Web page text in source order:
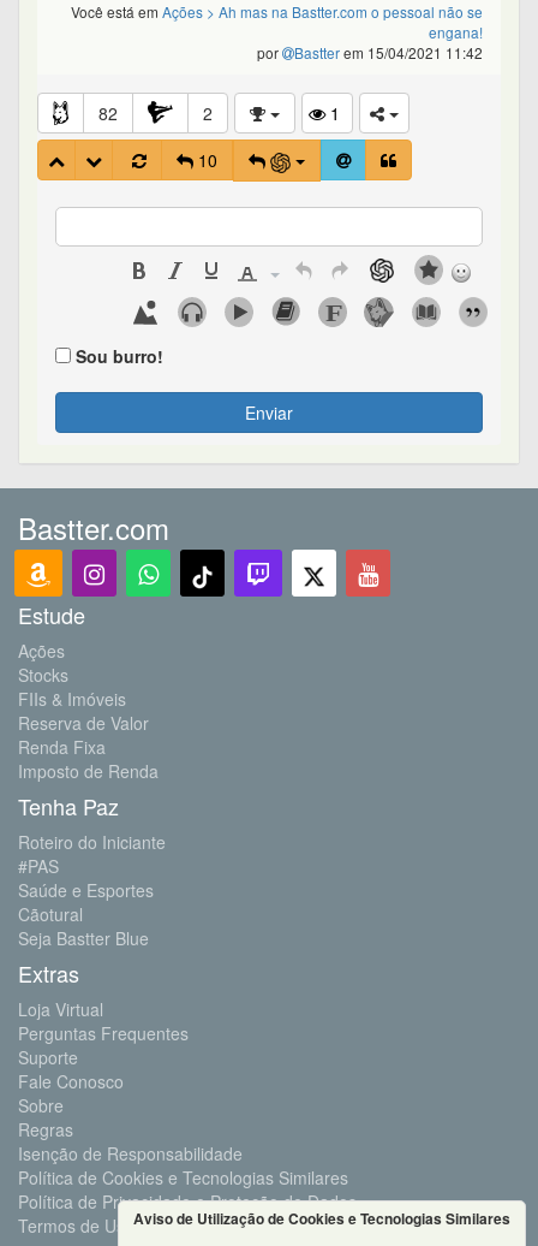
Você está em Ações > Ah mas na Bastter.com o pessoal não se
engana!
por
Bastterem 15/04/2021 11:42
82 2
1
10
Sou burro!
Enviar
Bastter.com
Estude
Ações
Stocks
FIIs & Imóveis
Reserva de Valor
Renda Fixa
Imposto de Renda
Tenha Paz
Roteiro do Iniciante
#PAS
Saúde e Esportes
Cãotural
Seja Bastter Blue
Extras
Loja Virtual
Perguntas Frequentes
Suporte
Fale Conosco
Sobre
Regras
Isenção de Responsabilidade
Política de Cookies e Tecnologias Similares
Política de Privacidade e Proteção de Dados
Termos de UsoAviso de Utilização de Cookies e Tecnologias Similares